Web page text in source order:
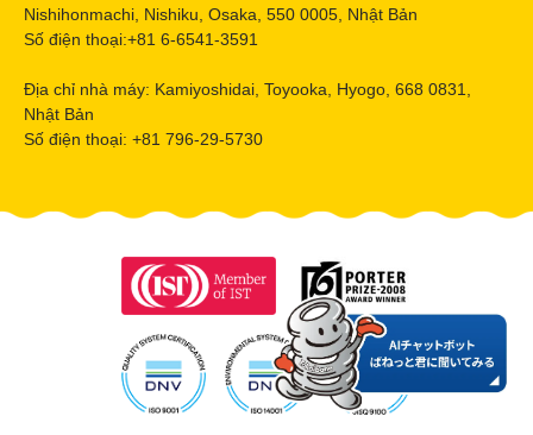
Nishihonmachi, Nishiku, Osaka, 550 0005, Nhật Bản
Số điện thoại:+81 6-6541-3591
Địa chỉ nhà máy: Kamiyoshidai, Toyooka, Hyogo, 668 0831,
Nhật Bản
Số điện thoại: +81 796-29-5730